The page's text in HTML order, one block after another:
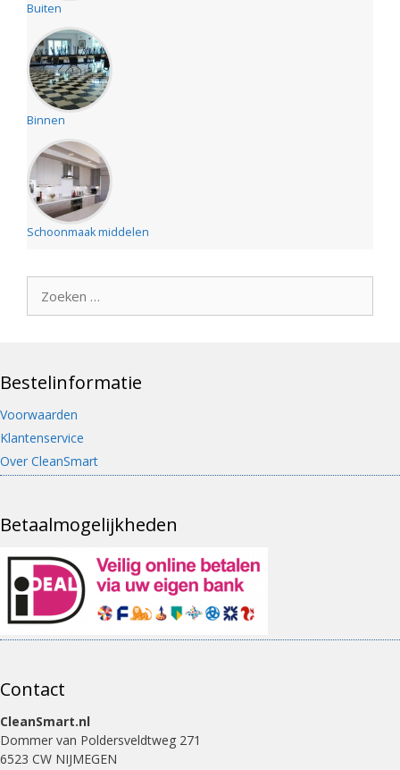
Buiten
Binnen
Schoonmaak middelen
naar:
Bestelinformatie
Voorwaarden
Klantenservice
Over CleanSmart
Betaalmogelijkheden
Contact
CleanSmart.nl
Dommer van Poldersveldtweg 271
6523 CW NIJMEGEN